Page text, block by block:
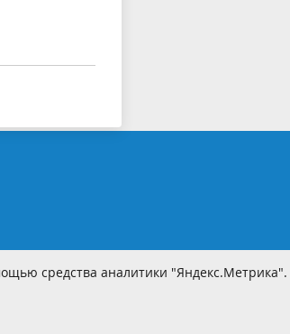
средства аналитики "Яндекс.Метрика".